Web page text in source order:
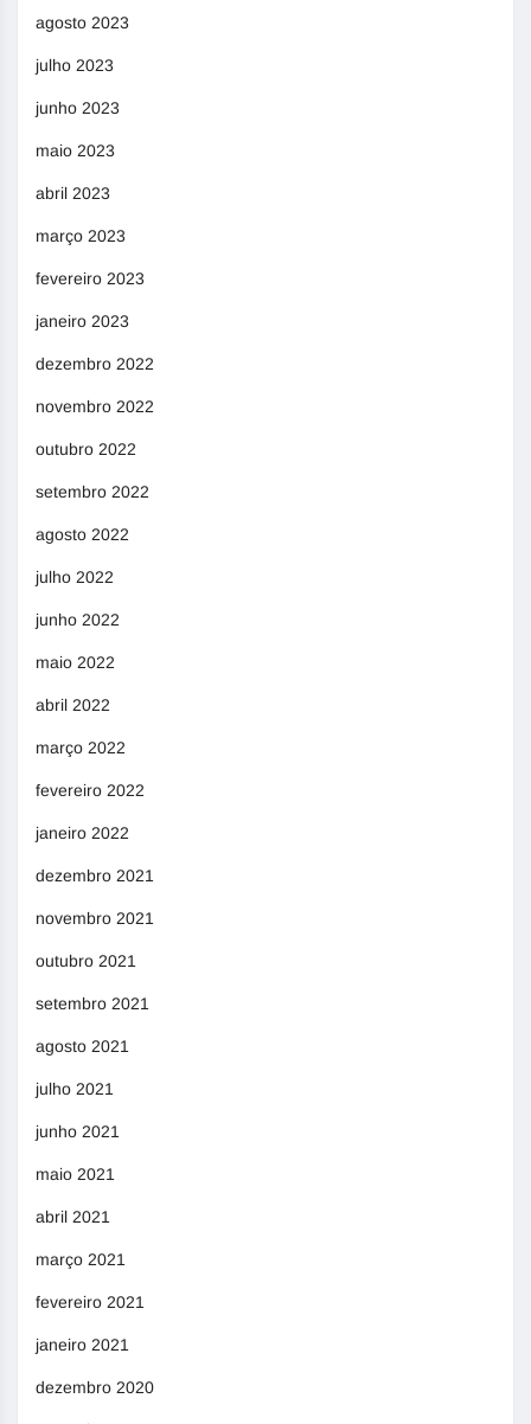
agosto 2023
julho 2023
junho 2023
maio 2023
abril 2023
março 2023
fevereiro 2023
janeiro 2023
dezembro 2022
novembro 2022
outubro 2022
setembro 2022
agosto 2022
julho 2022
junho 2022
maio 2022
abril 2022
março 2022
fevereiro 2022
janeiro 2022
dezembro 2021
novembro 2021
outubro 2021
setembro 2021
agosto 2021
julho 2021
junho 2021
maio 2021
abril 2021
março 2021
fevereiro 2021
janeiro 2021
dezembro 2020